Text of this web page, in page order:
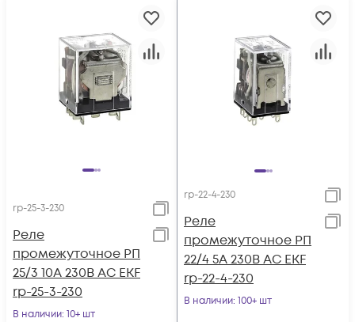
rp-25-3-230
Реле
промежуточное РП
25/3 10А 230В AC EKF
rp-25-3-230
В наличии: 10+ шт
rp-22-4-230
Реле
промежуточное РП
22/4 5А 230В AC EKF
rp-22-4-230
В наличии: 100+ шт